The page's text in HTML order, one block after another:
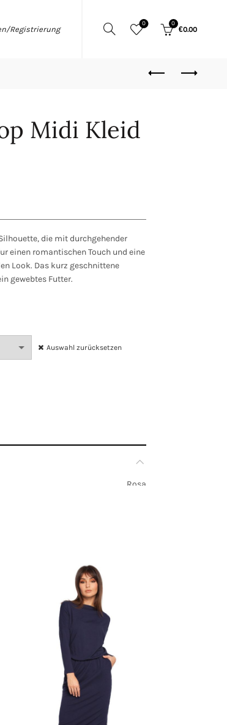
Registrierung
0 0
€0.00
Midi Kleid
die mit durchgehender
einen romantischen Touch und eine
Look. Das kurz geschnittene
gewebtes Futter.
Auswahl zurücksetzen
Rosa